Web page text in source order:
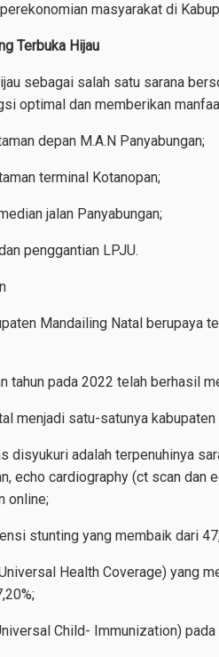
masyarakat di
Terbuka Hijau
sebagai salah satu sarana
optimal dan memberikan
depan M.A.N Panyabungan;
terminal Kotanopan;
jalan Panyabungan;
penggantian LPJU.
Mandailing Natal berupaya
tahun pada 2022 telah berhasil
menjadi satu-satunya
disyukuri adalah terpenuhinya
echo cardiography (ct scan
online;
stunting yang membaik dari
Health Coverage) yang
Child- Immunization)